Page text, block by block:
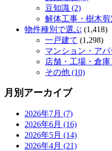
豆知識 (2)
解体工事・樹木剪
物件種別で選ぶ (1,418)
一戸建て (1,298)
マンション・アパ
店舗・工場・倉
その他 (10)
月別アーカイブ
2026年7月 (7)
2026年6月 (16)
2026年5月 (14)
2026年4月 (21)